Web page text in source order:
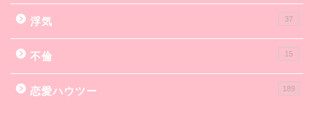
浮気 37
不倫 15
恋愛ハウツー 189